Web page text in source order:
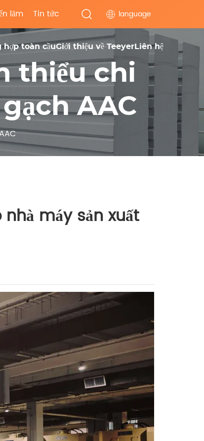
language
lãm Tin tức
hợp toàn cầuGiới thiệu về TeeyerLiên hệ
thiểu chi
AAC
máy sản xuất